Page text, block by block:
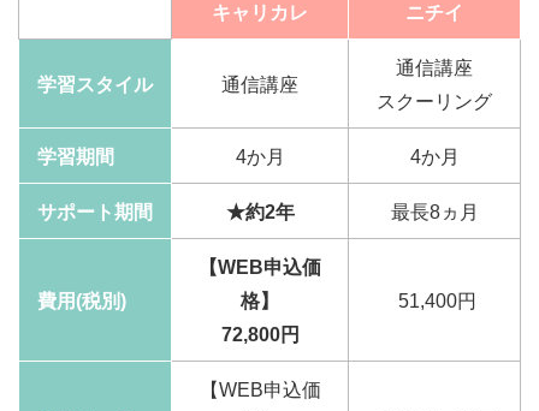
キャリカレ ニチイ
学習スタイル 通信講座
通信講座
スクーリング
学習期間 4か月 4か月
サポート期間 ★約2年 最長8ヵ月
費用(税別)
【WEB申込価
格】
72,800円
51,400円
【WEB申込価